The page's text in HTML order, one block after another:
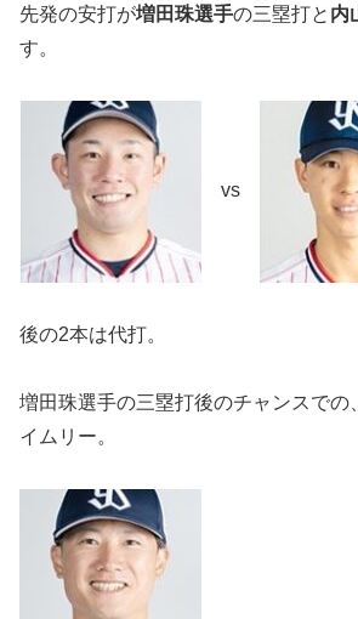
先発の安打が増田珠選手の三塁打と 内
す。
vs
後の2本は代打。
増田珠選手の三塁打後のチャンスでの、
イムリー。